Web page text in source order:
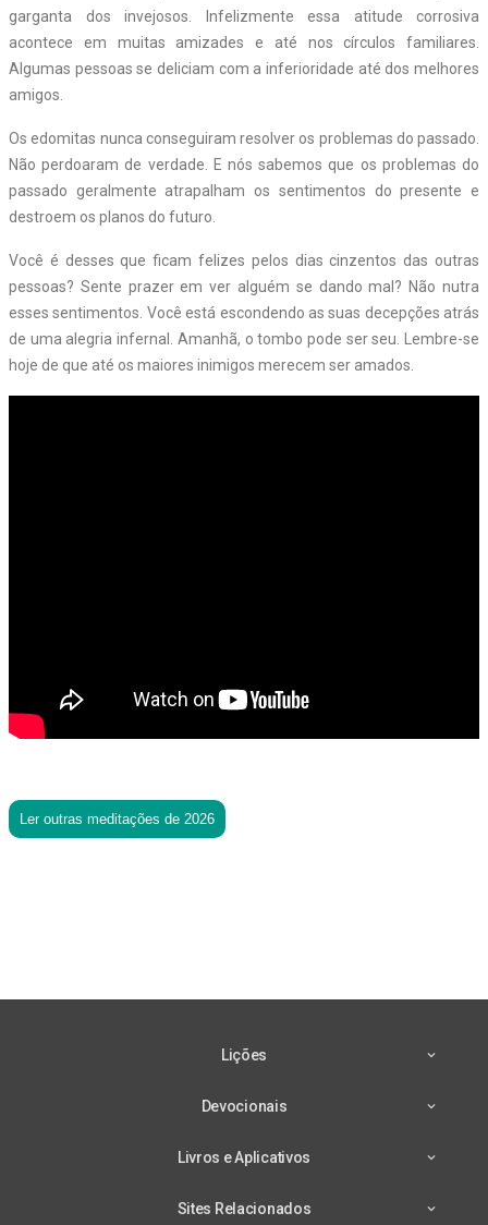
garganta dos invejosos. Infelizmente essa atitude corrosiva
acontece em muitas amizades e até nos círculos familiares.
Algumas pessoas se deliciam com a inferioridade até dos melhores
amigos.
Os edomitas nunca conseguiram resolver os problemas do passado.
Não perdoaram de verdade. E nós sabemos que os problemas do
passado geralmente atrapalham os sentimentos do presente e
destroem os planos do futuro.
Você é desses que ficam felizes pelos dias cinzentos das outras
pessoas? Sente prazer em ver alguém se dando mal? Não nutra
esses sentimentos. Você está escondendo as suas decepções atrás
de uma alegria infernal. Amanhã, o tombo pode ser seu. Lembre-se
hoje de que até os maiores inimigos merecem ser amados.
Ler outras meditações de 2026
Lições
Devocionais
Livros e Aplicativos
Sites Relacionados